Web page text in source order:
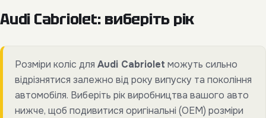
Audi Cabriolet: виберіть рік
Розміри коліс для Audi Cabriolet можуть сильно
відрізнятися залежно від року випуску та покоління
автомобіля. Виберіть рік виробництва вашого авто
нижче, щоб подивитися оригінальні (OEM) розміри